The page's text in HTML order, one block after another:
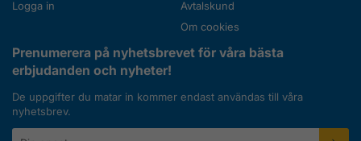
Logga in
Avtalskund
Om cookies
Prenumerera på nyhetsbrevet för våra bästa
erbjudanden och nyheter!
De uppgifter du matar in kommer endast användas till våra
nyhetsbrev.